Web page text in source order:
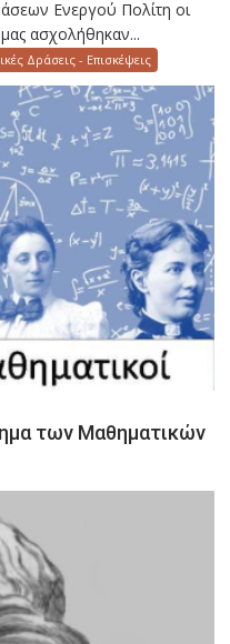
Ενεργού Πολίτη οι
ασχολήθηκαν...
Δράσεις - Επισκέψεις
των Μαθηματικών